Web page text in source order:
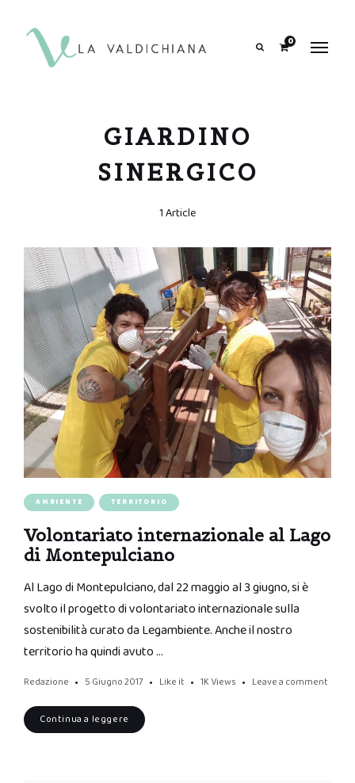
0
GIARDINO
SINERGICO
1 Article
AMBIENTE TERRITORIO
Volontariato internazionale al Lago
di Montepulciano
Al Lago di Montepulciano, dal 22 maggio al 3 giugno, si è
svolto il progetto di volontariato internazionale sulla
sostenibilità curato da Legambiente. Anche il nostro
territorio ha quindi avuto …
Redazione 5 Giugno 2017 Like it 1K Views Leave a comment
Continua a leggere